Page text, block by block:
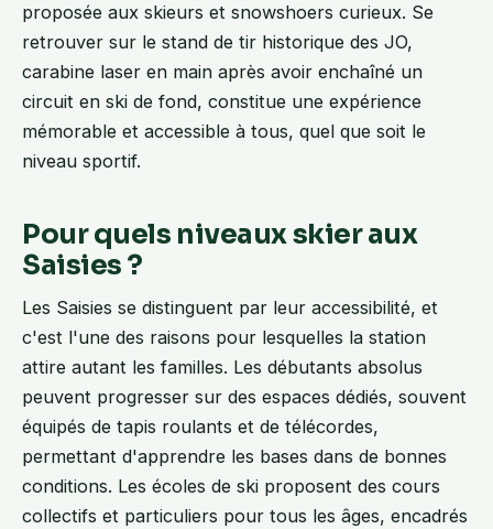
proposée aux skieurs et snowshoers curieux. Se
retrouver sur le stand de tir historique des JO,
carabine laser en main après avoir enchaîné un
circuit en ski de fond, constitue une expérience
mémorable et accessible à tous, quel que soit le
niveau sportif.
Pour quels niveaux skier aux
Saisies ?
Les Saisies se distinguent par leur accessibilité, et
c'est l'une des raisons pour lesquelles la station
attire autant les familles. Les débutants absolus
peuvent progresser sur des espaces dédiés, souvent
équipés de tapis roulants et de télécordes,
permettant d'apprendre les bases dans de bonnes
conditions. Les écoles de ski proposent des cours
collectifs et particuliers pour tous les âges, encadrés